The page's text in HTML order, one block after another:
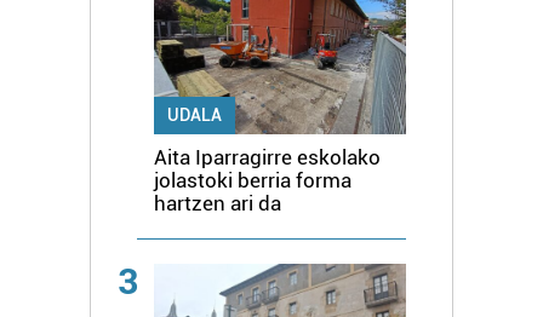
UDALA
Aita Iparragirre eskolako
jolastoki berria forma
hartzen ari da
3